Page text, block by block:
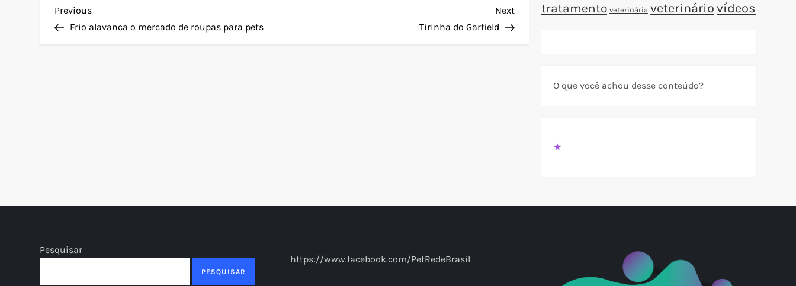
N
ã
d
Previous
Post
Previous
Frio alavanca o mercado de roupas para pets
Next
Post
Next
Tirinha do Garfield
tratamento veterinária veterináriovídeos
O que você achou desse conteúdo?
★
Pesquisar
PESQUISAR
https://www.facebook.com/PetRedeBrasil